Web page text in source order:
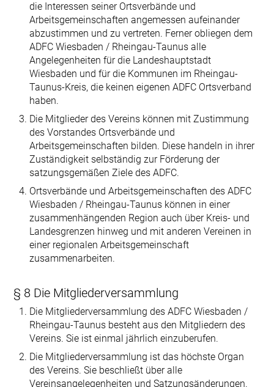
die Interessen seiner Ortsverbände und
Arbeitsgemeinschaften ange­messen aufeinander
abzustimmen und zu vertreten. Ferner obliegen dem
ADFC Wiesbaden / Rheingau-Taunus alle
Angelegenheiten für die Landes­hauptstadt
Wiesbaden und für die Kommunen im Rheingau-
Taunus-Kreis, die keinen eigenen ADFC Ortsverband
haben.
Die Mitglieder des Vereins können mit Zustimmung
des Vorstandes Ortsver­bände und
Arbeitsgemeinschaften bilden. Diese handeln in ihrer
Zuständigkeit selbständig zur Förderung der
satzungsgemäßen Ziele des ADFC.
Ortsverbände und Arbeitsgemeinschaften des ADFC
Wiesbaden / Rheingau-Taunus können in einer
zusammenhängenden Region auch über Kreis- und
Landesgrenzen hinweg und mit anderen Vereinen in
einer regionalen Arbeits­gemeinschaft
zusammenarbeiten.
§ 8 Die Mitgliederversammlung
Die Mitgliederversammlung des ADFC Wiesbaden /
Rheingau-Taunus besteht aus den Mitgliedern des
Vereins. Sie ist einmal jährlich einzuberufen.
Die Mitgliederversammlung ist das höchste Organ
des Vereins. Sie beschließt über alle
Vereinsangelegenheiten und Satzungsänderungen.